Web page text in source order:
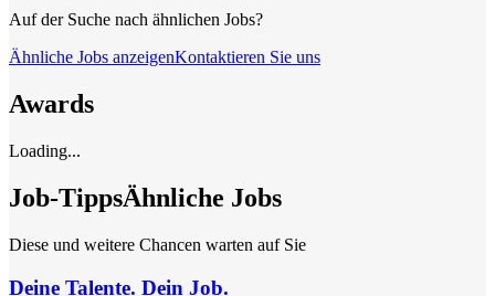
Auf der Suche nach ähnlichen Jobs?
Ähnliche Jobs anzeigenKontaktieren Sie uns
Awards
Loading...
Job-TippsÄhnliche Jobs
Diese und weitere Chancen warten auf Sie
Deine Talente. Dein Job.